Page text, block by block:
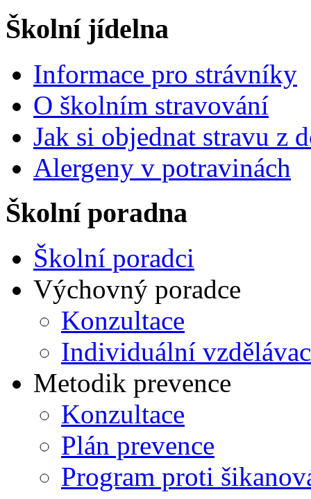
Školní jídelna
Informace pro strávníky
O školním stravování
Jak si objednat stravu z
Alergeny v potravinách
Školní poradna
Školní poradci
Výchovný poradce
Konzultace
Individuální
Metodik prevence
Konzultace
Plán prevence
Program proti